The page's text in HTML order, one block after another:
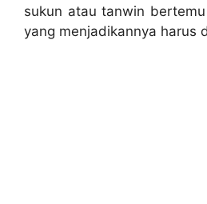
sukun atau tanwin
yang menjadikannya harus